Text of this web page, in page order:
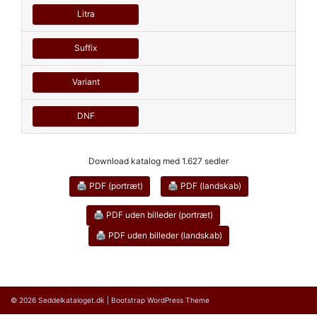
Litra
Suffix
Variant
DNF
Download katalog med 1.627 sedler
🖨 PDF (portræt) 🖨 PDF (landskab)
🖨 PDF uden billeder (portræt)
🖨 PDF uden billeder (landskab)
© 2026 Seddelkataloget.dk Bootstrap WordPress Theme